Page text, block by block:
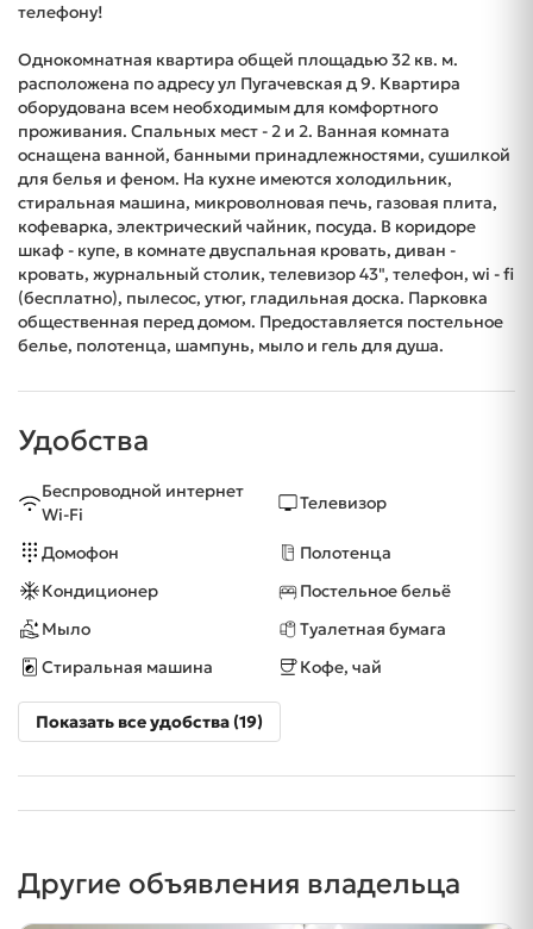
телефону!
Однокомнатная квартира общей площадью 32 кв. м.
расположена по адресу ул Пугачевская д 9. Квартира
оборудована всем необходимым для комфортного
проживания. Спальных мест - 2 и 2. Ванная комната
оснащена ванной, банными принадлежностями, сушилкой
для белья и феном. На кухне имеются холодильник,
стиральная машина, микроволновая печь, газовая плита,
кофеварка, электрический чайник, посуда. В коридоре
шкаф - купе, в комнате двуспальная кровать, диван -
кровать, журнальный столик, телевизор 43", телефон, wi - fi
(бесплатно), пылесос, утюг, гладильная доска. Парковка
общественная перед домом. Предоставляется постельное
белье, полотенца, шампунь, мыло и гель для душа.
Удобства
Беспроводной интернет
Wi-Fi
Телевизор
Домофон
Полотенца
Кондиционер
Постельное бельё
Мыло
Туалетная бумага
Стиральная машина
Кофе, чай
Показать все удобства (19)
Другие объявления владельца